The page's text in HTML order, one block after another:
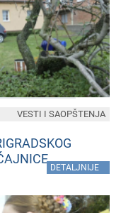
DETALJNIJE
VESTI I SAOPŠTENJA